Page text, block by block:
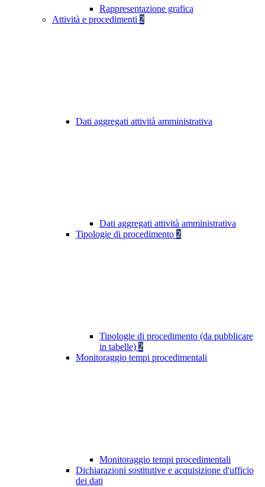
Rappresentazione grafica
Attività e procedimenti 2
Dati aggregati attività amministrativa
Dati aggregati attività amministrativa
Tipologie di procedimento 2
Tipologie di procedimento (da pubblicare
in tabelle) 2
Monitoraggio tempi procedimentali
Monitoraggio tempi procedimentali
Dichiarazioni sostitutive e acquisizione d'ufficio
dei dati